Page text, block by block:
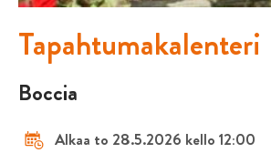
Tapahtumakalenteri
Boccia
Alkaa to 28.5.2026 kello 12:00